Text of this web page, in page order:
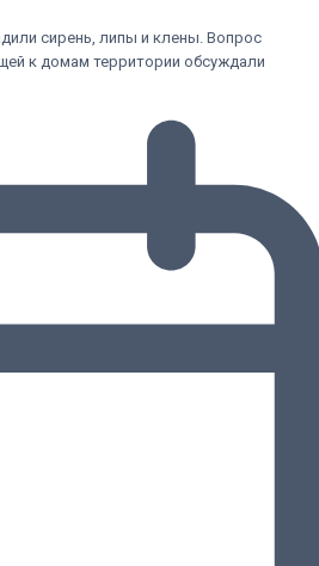
сирень, липы и клены. Вопрос
к домам территории обсуждали